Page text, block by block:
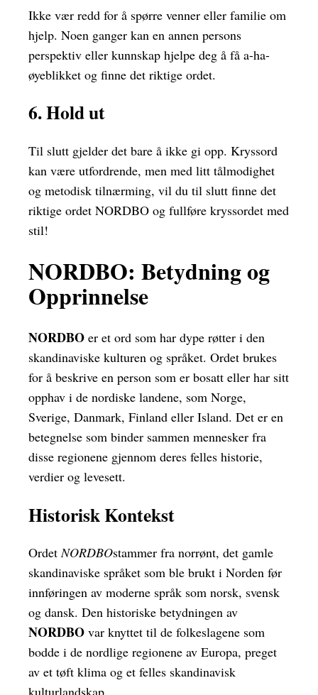
Ikke vær redd for å spørre venner eller familie om
hjelp. Noen ganger kan en annen persons
perspektiv eller kunnskap hjelpe deg å få a-ha-
øyeblikket og finne det riktige ordet.
6. Hold ut
Til slutt gjelder det bare å ikke gi opp. Kryssord
kan være utfordrende, men med litt tålmodighet
og metodisk tilnærming, vil du til slutt finne det
riktige ordet NORDBO og fullføre kryssordet med
stil!
NORDBO: Betydning og
Opprinnelse
NORDBO er et ord som har dype røtter i den
skandinaviske kulturen og språket. Ordet brukes
for å beskrive en person som er bosatt eller har sitt
opphav i de nordiske landene, som Norge,
Sverige, Danmark, Finland eller Island. Det er en
betegnelse som binder sammen mennesker fra
disse regionene gjennom deres felles historie,
verdier og levesett.
Historisk Kontekst
OrdetNORDBOstammer fra norrønt, det gamle
skandinaviske språket som ble brukt i Norden før
innføringen av moderne språk som norsk, svensk
og dansk. Den historiske betydningen av
NORDBO var knyttet til de folkeslagene som
bodde i de nordlige regionene av Europa, preget
av et tøft klima og et felles skandinavisk
kulturlandskap.